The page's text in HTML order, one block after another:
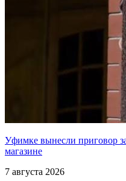
Уфимке вынесли приговор
магазине
7 августа 2026